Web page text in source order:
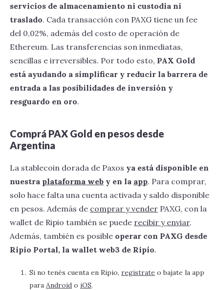
servicios de almacenamiento ni custodia ni
traslado. Cada transacción con PAXG tiene un fee
del 0,02%, además del costo de operación de
Ethereum. Las transferencias son inmediatas,
sencillas e irreversibles. Por todo esto, PAX Gold
está ayudando a simplificar y reducir la barrera de
entrada a las posibilidades de inversión y
resguardo en oro.
Comprá PAX Gold en pesos desde
Argentina
‍La stablecoin dorada de Paxos ya está disponible en
nuestra plataforma web y en la app. Para comprar,
solo hace falta una cuenta activada y saldo disponible
en pesos. Además de comprar y vender PAXG, con la
wallet de Ripio también se puede recibir y enviar.
Además, también es posible operar con PAXG desde
Ripio Portal, la wallet web3 de Ripio.
Si no tenés cuenta en Ripio, registrate o bajate la app
para Android o iOS.